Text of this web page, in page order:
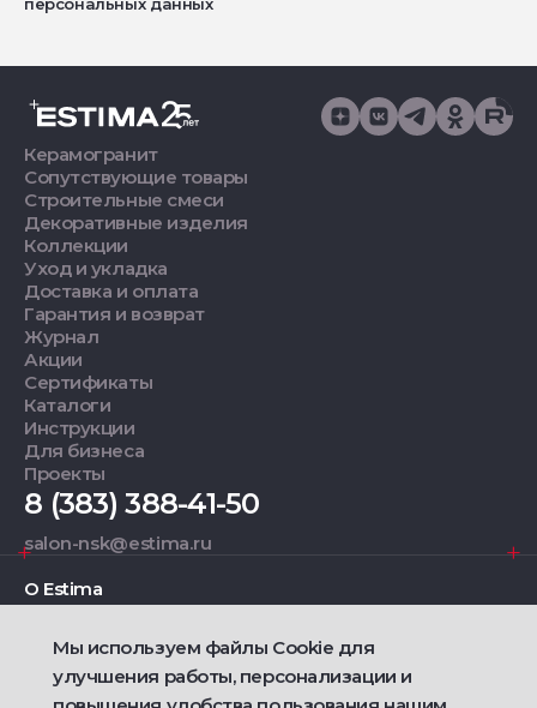
Керамогранит
Сопутствующие товары
Строительные смеси
Декоративные изделия
Коллекции
Уход и укладка
Доставка и оплата
Гарантия и возврат
Журнал
Акции
Сертификаты
Каталоги
Инструкции
Для бизнеса
Проекты
8 (383) 388-41-50
salon-nsk@estima.ru
О Estima
Дизайнерам
Мы используем файлы Cookie для
улучшения работы, персонализации и